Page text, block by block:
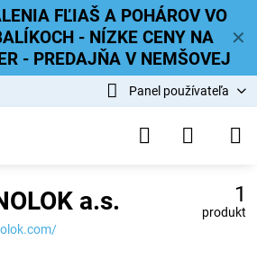
✕
FĽIAŠ A POHÁROV VO
- NÍZKE CENY NA
- PREDAJŇA V NEMŠOVEJ
Panel používateľa
a.s. 1
produkt